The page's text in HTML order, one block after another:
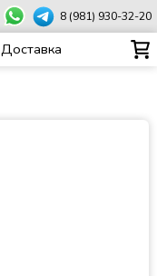
8 (981) 930-32-20
Доставка